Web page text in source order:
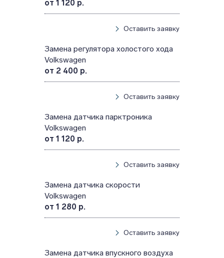
от 1 120 р.
Оставить заявку
Замена регулятора холостого хода
Volkswagen
от 2 400 р.
Оставить заявку
Замена датчика парктроника
Volkswagen
от 1 120 р.
Оставить заявку
Замена датчика скорости
Volkswagen
от 1 280 р.
Оставить заявку
Замена датчика впускного воздуха